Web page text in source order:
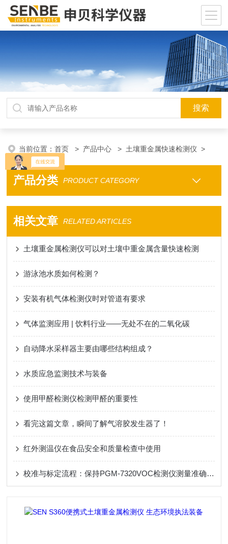
当前位置：首页 > 产品中心 > 土壤重金属快速检测仪 >
产品分类 PRODUCT CATEGORY
相关文章 RELATED ARTICLES
土壤重金属检测仪可以对土壤中重金属含量快速检测
游泳池水质如何检测？
安装有机气体检测仪时对管道有要求
气体监测应用 | 饮料行业——无处不在的二氧化碳
自动降水采样器主要由哪些结构组成？
水质应急监测技术与装备
使用甲醛检测仪检测甲醛的重要性
看完这篇文章，瞬间了解气溶胶发生器了！
红外测温仪在食品安全和质量检查中使用
校准与标定流程：保持PGM-7320VOC检测仪测量准确性的标准化操作